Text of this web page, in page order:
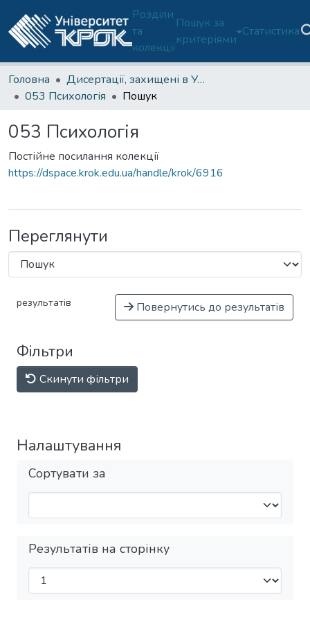
Розділи
та
колекції
Пошук за
критеріями
Статистика
Головна
Дисертації, захищені в Університеті з 2021 року (доктор філософії)
053 Психологія
Пошук
053 Психологія
Постійне посилання колекції
https://dspace.krok.edu.ua/handle/krok/6916
Переглянути
результатів Повернутись до результатів
Фільтри
Скинути фільтри
Налаштування
Сортувати за
Результатів на сторінку